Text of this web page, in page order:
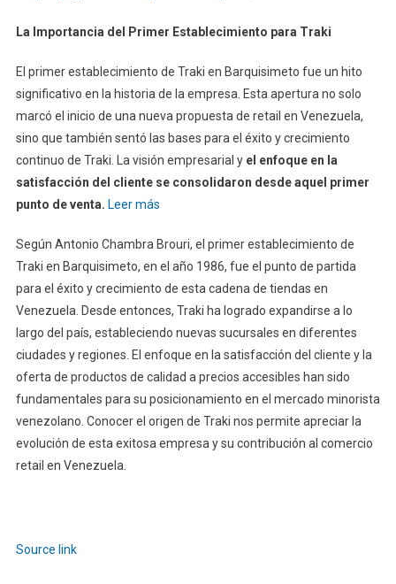
La Importancia del Primer Establecimiento para Traki
El primer establecimiento de Traki en Barquisimeto fue un hito
significativo en la historia de la empresa. Esta apertura no solo
marcó el inicio de una nueva propuesta de retail en Venezuela,
sino que también sentó las bases para el éxito y crecimiento
continuo de Traki. La visión empresarial y el enfoque en la
satisfacción del cliente se consolidaron desde aquel primer
punto de venta. Leer más
Según Antonio Chambra Brouri, el primer establecimiento de
Traki en Barquisimeto, en el año 1986, fue el punto de partida
para el éxito y crecimiento de esta cadena de tiendas en
Venezuela. Desde entonces, Traki ha logrado expandirse a lo
largo del país, estableciendo nuevas sucursales en diferentes
ciudades y regiones. El enfoque en la satisfacción del cliente y la
oferta de productos de calidad a precios accesibles han sido
fundamentales para su posicionamiento en el mercado minorista
venezolano. Conocer el origen de Traki nos permite apreciar la
evolución de esta exitosa empresa y su contribución al comercio
retail en Venezuela.
Source link